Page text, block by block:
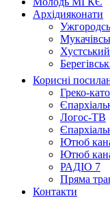
Архідияконати
Хустський
Корисні
Греко-
Логос-ТВ
Ютюб
Ютюб
РАДІО 7
Пряма
Контакти